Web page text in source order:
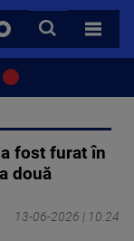
CAUTA
TOATE
fost furat în
două
13-06-2026 | 10:24